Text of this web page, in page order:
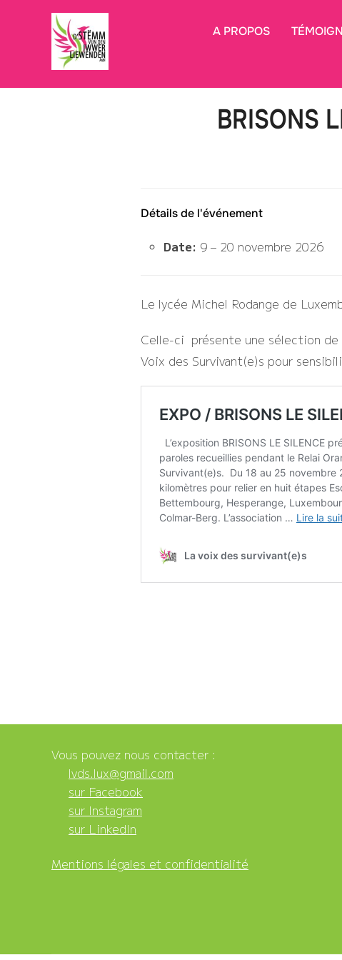
A PROPOS
BRISONS
Détails de l'événement
Date: 9 – 20 novembre 2026
Le lycée Michel Rodange de
Celle-ci présente une sélection de
Voix des Survivant(e)s pour
Vous pouvez nous contacter :
lvds.lux@gmail.com
sur Facebook
sur Instagram
sur LinkedIn
Mentions légales et confidentialité